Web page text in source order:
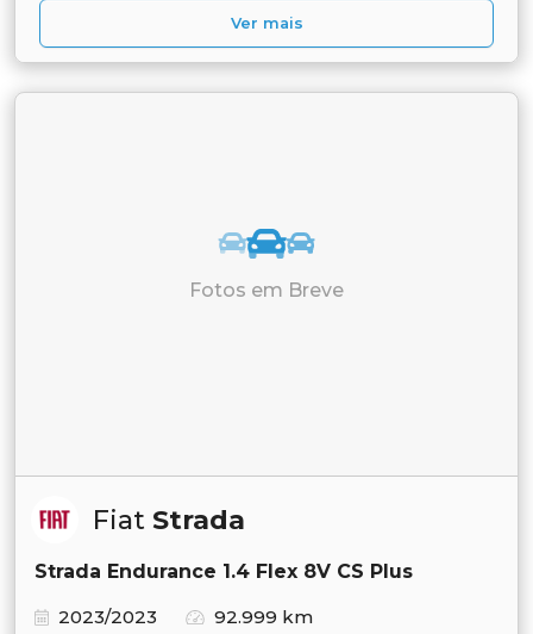
Ver mais
Fotos em Breve
Fiat Strada
Strada Endurance 1.4 Flex 8V CS Plus
2023/2023
92.999 km